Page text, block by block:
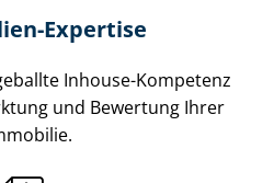
Expertise
Inhouse-Kompetenz
und Bewertung Ihrer